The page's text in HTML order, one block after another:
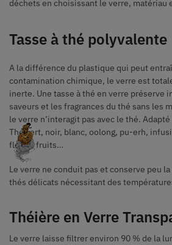
déchets en choisissant le verre, matériau
Tasse à thé polyvalente
A la différence du plastique qui peut
contamination chimique, le verre est
inerte. Une tasse à thé en verre préserve
saveurs et les fragrances du thé sans les
le verre n’interagit pas avec le thé.
Thé vert, noir, blanc, oolong, pu-erh,
fleurs, fruits…
Le verre ne conduit pas et conserve peu
thés délicats nécessitant des
Théière en Verre
Le verre laisse filtrer environ 90 % de la